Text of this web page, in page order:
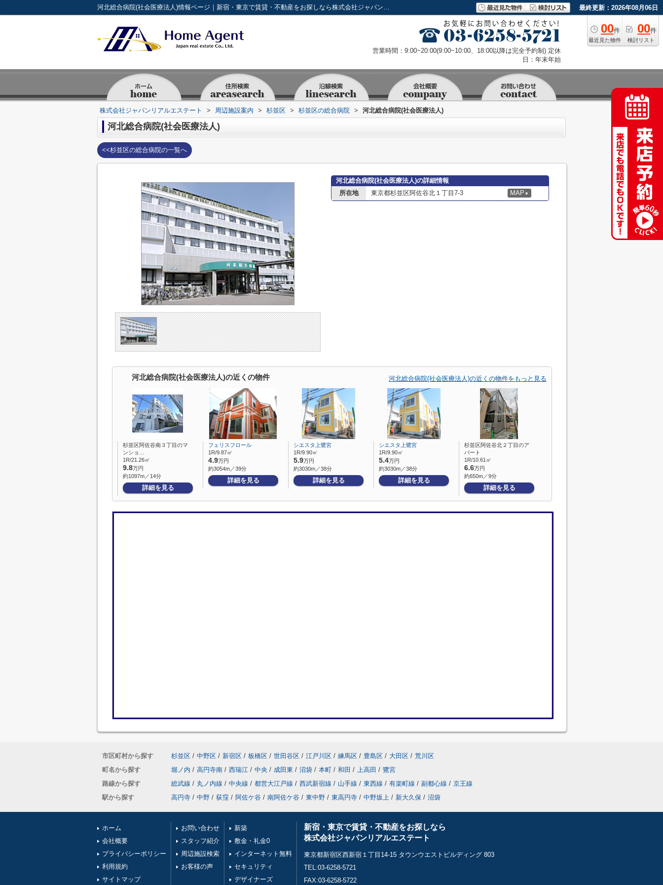
河北総合病院(社会医療法人)情報ページ｜新宿・東京で賃貸・不動産をお探しなら株式会社ジャパンリアルエステート 最終更新：2026年08月06日
00件
最近見た物件
00件
検討リスト
営業時間：9:00~20:00(9:00~10:00、18:00以降は完全予約制) 定休
日：年末年始
株式会社ジャパンリアルエステート > 周辺施設案内 > 杉並区 > 杉並区の総合病院 > 河北総合病院(社会医療法人)
河北総合病院(社会医療法人)
<<杉並区の総合病院の一覧へ
河北総合病院(社会医療法人)の詳細情報
所在地
東京都杉並区阿佐谷北１丁目7-3 MAP ▼
河北総合病院(社会医療法人)の近くの物件 河北総合病院(社会医療法人)の近くの物件をもっと見る
杉並区阿佐谷南３丁目のマ
ンショ…
1R/21.26㎡
9.8万円
約1097m／14分
詳細を見る
フェリスフロール
1R/9.87㎡
4.9万円
約3054m／39分
詳細を見る
シエスタ上鷺宮
1R/9.90㎡
5.9万円
約3030m／38分
詳細を見る
シエスタ上鷺宮
1R/9.90㎡
5.4万円
約3030m／38分
詳細を見る
杉並区阿佐谷北２丁目のア
パート
1R/10.61㎡
6.6万円
約650m／9分
詳細を見る
市区町村から探す 杉並区 / 中野区 / 新宿区 / 板橋区 / 世田谷区 / 江戸川区 / 練馬区 / 豊島区 / 大田区 / 荒川区
町名から探す
堀ノ内 / 高円寺南 / 西瑞江 / 中央 / 成田東 / 沼袋 / 本町 / 和田 / 上高田 / 鷺宮
路線から探す
総武線 / 丸ノ内線 / 中央線 / 都営大江戸線 / 西武新宿線 / 山手線 / 東西線 / 有楽町線 / 副都心線 / 京王線
駅から探す
高円寺 / 中野 / 荻窪 / 阿佐ケ谷 / 南阿佐ケ谷 / 東中野 / 東高円寺 / 中野坂上 / 新大久保 / 沼袋
ホーム
会社概要
プライバシーポリシー
利用規約
サイトマップ
お問い合わせ
スタッフ紹介
周辺施設検索
お客様の声
新築
敷金・礼金0
インターネット無料
セキュリティ
デザイナーズ
新宿・東京で賃貸・不動産をお探しなら
株式会社ジャパンリアルエステート
東京都新宿区西新宿１丁目14-15 タウンウエストビルディング 803
TEL:03-6258-5721
FAX:03-6258-5722